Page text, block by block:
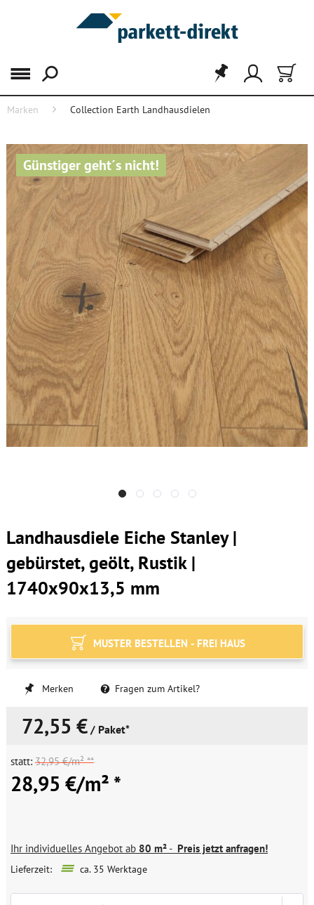
Menü
Marken Collection Earth Landhausdielen
Günstiger geht´s nicht!
Landhausdiele Eiche Stanley |
gebürstet, geölt, Rustik |
1740x90x13,5 mm
MUSTER BESTELLEN - FREI HAUS
Merken Fragen zum Artikel?
72,55 € / Paket*
statt: 32,95 €/m² **
28,95 €/m² *
Ihr individuelles Angebot ab 80 m²- Preis jetzt anfragen!
Lieferzeit: ca. 35 Werktage